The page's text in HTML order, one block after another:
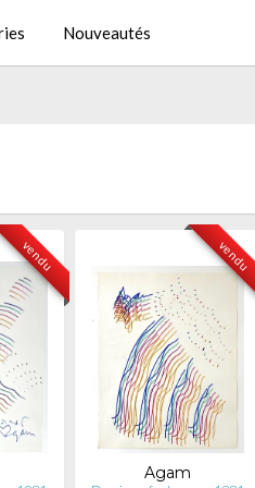
Nouveautés
vendu vendu
Agam